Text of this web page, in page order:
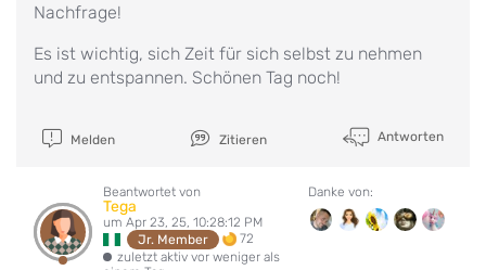
Nachfrage!
Es ist wichtig, sich Zeit für sich selbst zu nehmen
und zu entspannen. Schönen Tag noch!
Melden Zitieren Antworten
Beantwortet von
Tega
um Apr 23, 25, 10:28:12 PM
Jr. Member
72
zuletzt aktiv vor weniger als
Danke von: